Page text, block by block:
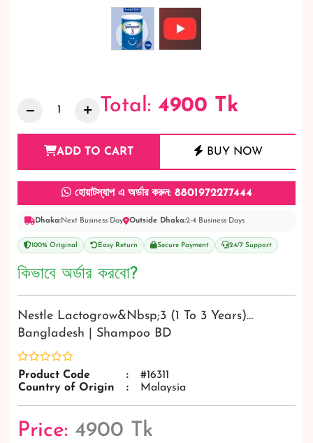
Total: 4900 Tk
ADD TO CART BUY NOW
হোয়াটস্যাপ এ অর্ডার করুন: 8801972277444
Dhaka:Next Business Day Outside Dhaka:2-4 Business Days
100% Original Easy Return Secure Payment 24/7 Support
কিভাবে অর্ডার করবো?
Nestle Lactogrow&nbsp;3 (1 To 3 Years)…
Bangladesh | Shampoo BD
Product Code :
#16311
Country of Origin
: Malaysia
Price: 4900 Tk